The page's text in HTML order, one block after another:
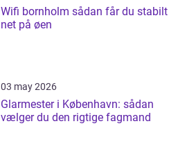
Wifi bornholm sådan får du stabilt
net på øen
03 may 2026
Glarmester i København: sådan
vælger du den rigtige fagmand